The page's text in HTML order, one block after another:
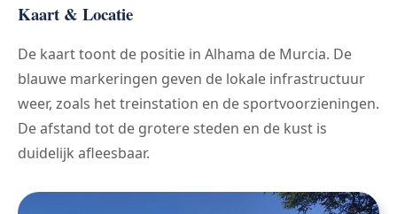
Kaart & Locatie
De kaart toont de positie in Alhama de Murcia. De
blauwe markeringen geven de lokale infrastructuur
weer, zoals het treinstation en de sportvoorzieningen.
De afstand tot de grotere steden en de kust is
duidelijk afleesbaar.